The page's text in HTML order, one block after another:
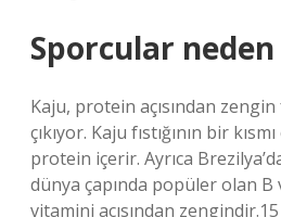
Sporcular
Kaju, protein açısından
çıkıyor. Kaju fıstığının bir
protein içerir. Ayrıca
dünya çapında popüler olan
vitamini açısından